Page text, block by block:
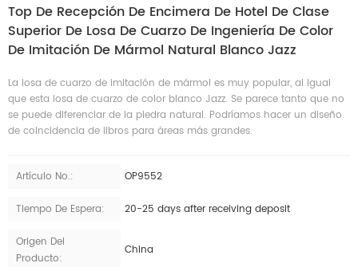
Top De Recepción De Encimera De Hotel De Clase
Superior De Losa De Cuarzo De Ingeniería De Color
De Imitación De Mármol Natural Blanco Jazz
La losa de cuarzo de imitación de mármol es muy popular, al igual
que esta losa de cuarzo de color blanco Jazz. Se parece tanto que no
se puede diferenciar de la piedra natural. Podríamos hacer un diseño
de coincidencia de libros para áreas más grandes.
Artículo No.: OP9552
Tiempo De Espera: 20-25 days after receiving deposit
Origen Del
Producto:
China